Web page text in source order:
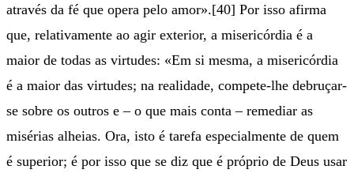
através da fé que opera pelo amor».[40] Por isso afirma
que, relativamente ao agir exterior, a misericórdia é a
maior de todas as virtudes: «Em si mesma, a misericórdia
é a maior das virtudes; na realidade, compete-lhe debruçar-
se sobre os outros e – o que mais conta – remediar as
misérias alheias. Ora, isto é tarefa especialmente de quem
é superior; é por isso que se diz que é próprio de Deus usar